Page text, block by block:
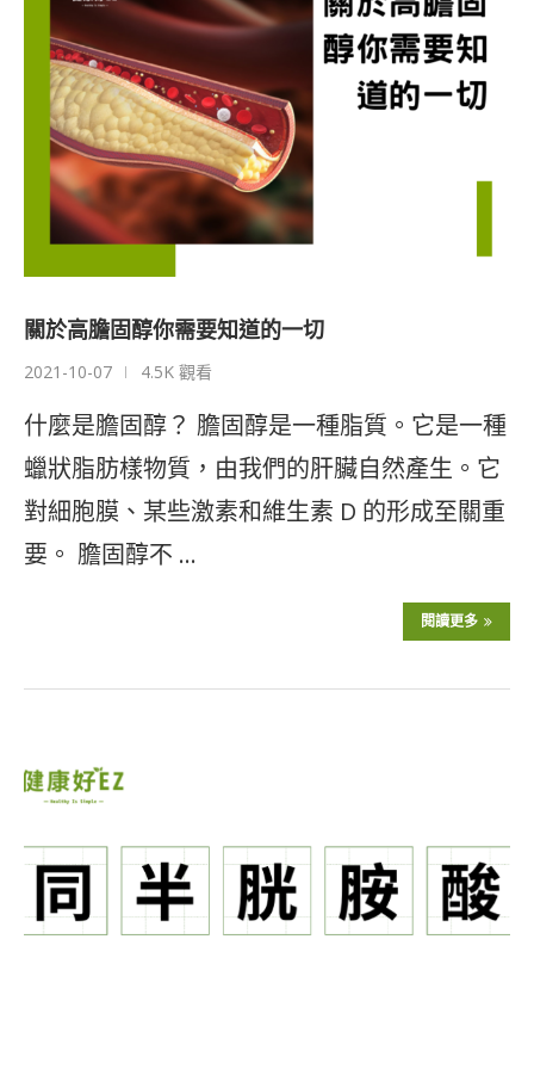
關於高膽固醇你需要知道的一切
2021-10-07 4.5K 觀看
什麼是膽固醇？ 膽固醇是一種脂質。它是一種
蠟狀脂肪樣物質，由我們的肝臟自然產生。它
對細胞膜、某些激素和維生素 D 的形成至關重
要。 膽固醇不 …
閱讀更多